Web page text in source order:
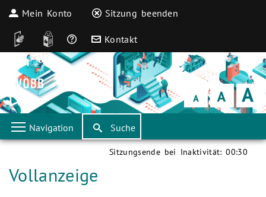
Mein Konto Sitzung beenden
DGS Leichte Sprache
Häufige Fragen
Kontakt
Schrift
klein Schrift
normal Schrift
groß
Navigation Suche
Sitzungsende bei Inaktivität: 00:30
Aktuelle Seite:
Vollanzeige